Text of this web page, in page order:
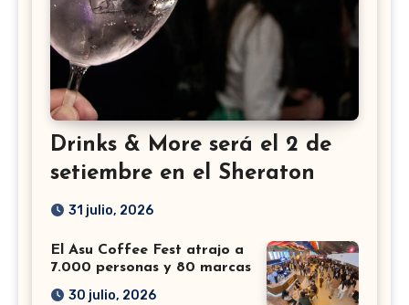
Drinks & More será el 2 de
setiembre en el Sheraton
31 julio, 2026
El Asu Coffee Fest atrajo a
7.000 personas y 80 marcas
30 julio, 2026